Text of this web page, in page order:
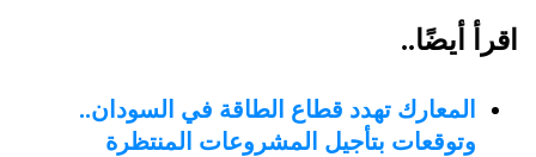
اقرأ أيضًا..
المعارك تهدد قطاع الطاقة في السودان..
وتوقعات بتأجيل المشروعات المنتظرة